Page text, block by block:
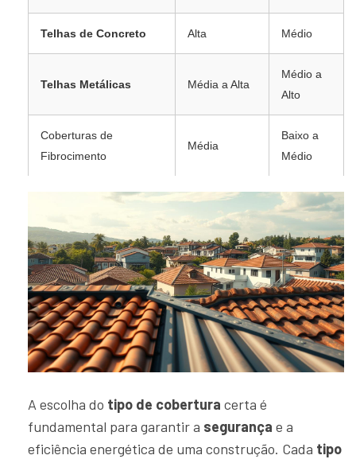
Telhas de Concreto Alta Médio
Telhas Metálicas Média a Alta
Médio a
Alto
Coberturas de
Fibrocimento
Média
Baixo a
Médio
A escolha do tipo de cobertura certa é
fundamental para garantir a segurança e a
eficiência energética de uma construção. Cada tipo